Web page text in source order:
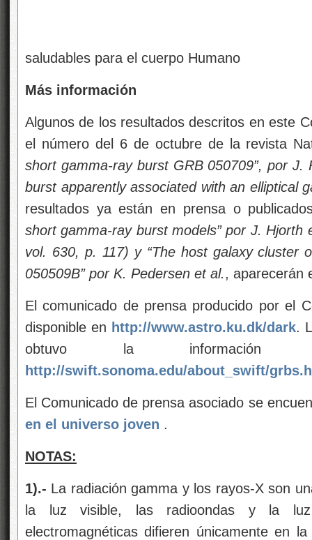
saludables para el cuerpo Humano
Más información
Algunos de los resultados descritos en este
el número del 6 de octubre de la revista
short gamma-ray burst GRB 050709”, por J.
burst apparently associated with an elliptical
resultados ya están en prensa o
short gamma-ray burst models” por J. Hjorth
vol. 630, p. 117) y “The host galaxy cluster
050509B” por K. Pedersen et al., aparecerán
El comunicado de prensa producido por el
disponible en http://www.astro.ku.dk/dark.
obtuvo la información
http://swift.sonoma.edu/about_swift/
El Comunicado de prensa asociado se
en el universo joven .
NOTAS:
1).- La radiación gamma y los rayos-X son
la luz visible, las radioondas y la luz
electromagnéticas difieren únicamente en